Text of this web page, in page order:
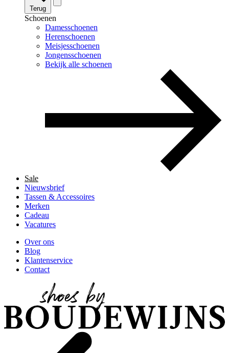
Terug
Schoenen
Damesschoenen
Herenschoenen
Meisjesschoenen
Jongensschoenen
Bekijk alle schoenen
Sale
Nieuwsbrief
Tassen & Accessoires
Merken
Cadeau
Vacatures
Over ons
Blog
Klantenservice
Contact